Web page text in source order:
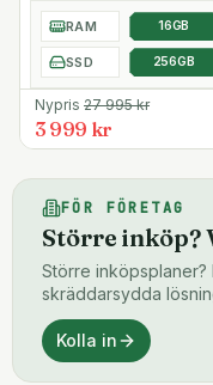
RAM 16GB
SSD 256GB
Nypris 27 995kr
3 999 kr
FÖR FÖRETAG
Större inköp?
Större inköpsplaner?
skräddarsydda
Kolla in